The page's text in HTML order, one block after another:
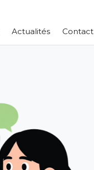
Actualités Contact